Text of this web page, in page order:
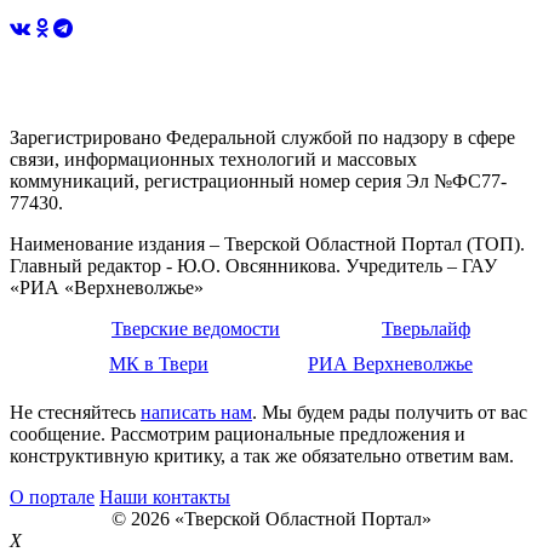
Зарегистрировано Федеральной службой по надзору в сфере
связи, информационных технологий и массовых
коммуникаций, регистрационный номер серия Эл №ФС77-
77430.
Наименование издания – Тверской Областной Портал (ТОП).
Главный редактор - Ю.О. Овсянникова. Учредитель – ГАУ
«РИА «Верхневолжье»
Тверские ведомости
Тверьлайф
МК в Твери
РИА Верхневолжье
Не стесняйтесь написать нам. Мы будем рады получить от вас
сообщение. Рассмотрим рациональные предложения и
конструктивную критику, а так же обязательно ответим вам.
О портале Наши контакты
© 2026 «Тверской Областной Портал»
X